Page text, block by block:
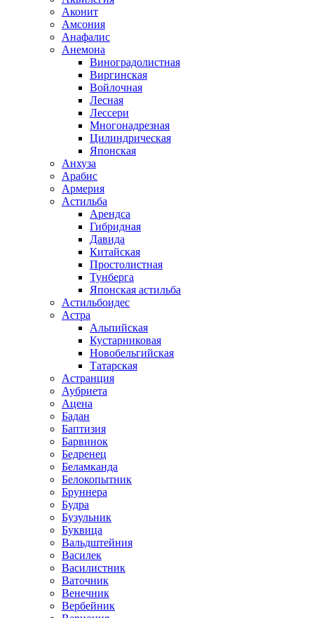
Аконит
Амсония
Анафалис
Анемона
Виноградолистная
Виргинская
Войлочная
Лесная
Лессери
Многонадрезная
Цилиндрическая
Японская
Анхуза
Арабис
Армерия
Астильба
Арендса
Гибридная
Давида
Китайская
Простолистная
Тунберга
Японская астильба
Астильбоидес
Астра
Альпийская
Кустарниковая
Новобельгийская
Татарская
Астранция
Аубриета
Ацена
Бадан
Баптизия
Барвинок
Бедренец
Беламканда
Белокопытник
Бруннера
Будра
Бузульник
Буквица
Вальдштейния
Василек
Василистник
Ваточник
Венечник
Вербейник